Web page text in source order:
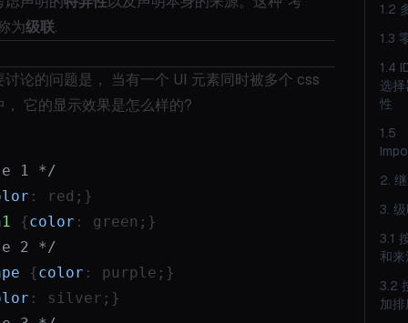
为级联.
讨论的问题是， 当有一个 UI 元素同时被多个 css
， 它的显示效果是怎么样的?
1 */
: red;}
{color : green;}
2 */
{color : purple;}
: silver;}
1.2
1.3
1.4
选择
性
1.5
2.
3.
3.1
和来
3.2
加排